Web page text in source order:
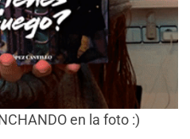
en la foto :)